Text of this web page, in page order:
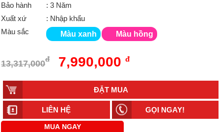
Bảo hành
: 3 Năm
Xuất xứ
: Nhập khẩu
Màu sắc
Màu xanh Màu hồng
13,317,000đ 7,990,000 đ
LIÊN HỆ GỌI NGAY!
MUA NGAY